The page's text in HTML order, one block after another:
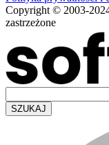
Copyright © 2003-
zastrzeżone